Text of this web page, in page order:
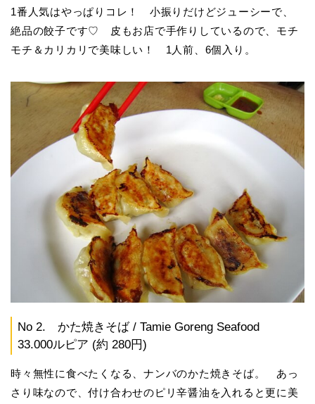
1番人気はやっぱりコレ！ 小振りだけどジューシーで、
絶品の餃子です♡ 皮もお店で手作りしているので、モチ
モチ＆カリカリで美味しい！ 1人前、6個入り。
No 2. かた焼きそば / Tamie Goreng Seafood
33.000ルピア (約 280円)
時々無性に食べたくなる、ナンバのかた焼きそば。 あっ
さり味なので、付け合わせのピリ辛醤油を入れると更に美